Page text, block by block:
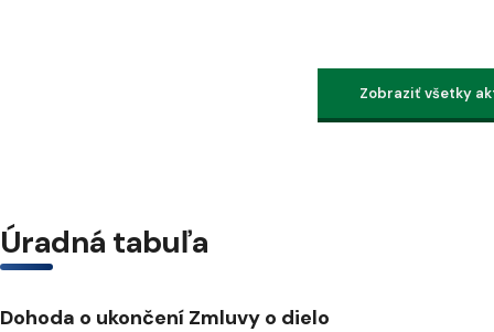
Zobraziť všetky
Úradná tabuľa
Dohoda o ukončení Zmluvy o dielo